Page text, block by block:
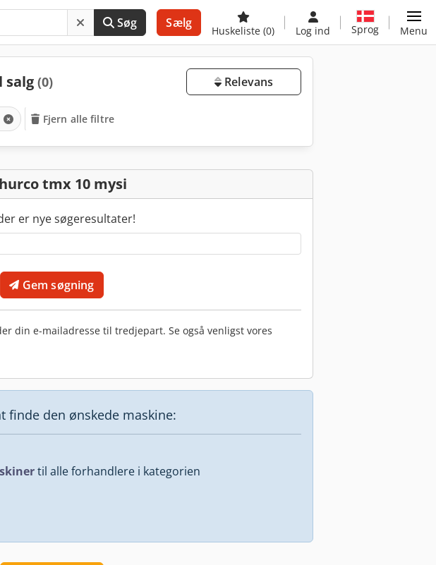
Søg Sælg
Huskeliste (0) Log ind Sprog Menu
salg (0) Relevans
Fjern alle filtre
hurco tmx 10 mysi
er nye søgeresultater!
Gem søgning
din e-mailadresse til tredjepart. Se også venligst vores
finde den ønskede maskine:
til alle forhandlere i kategorien